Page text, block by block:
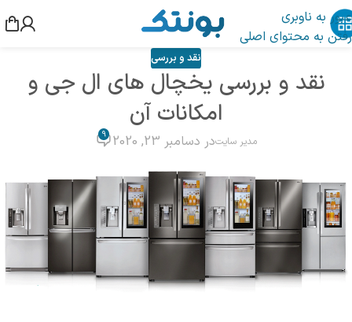
عبور به ناوبری
رفتن به محتوای اصلی
نقد و بررسی
نقد و بررسی یخچال های ال جی و
امکانات آن
مدیر سایتدر دسامبر 23, 2020 9